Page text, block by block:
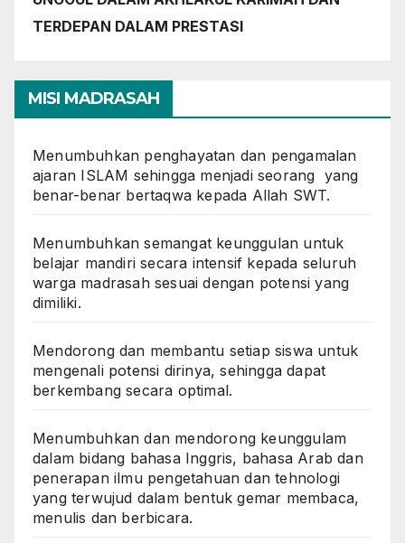
TERDEPAN DALAM PRESTASI
MISI MADRASAH
Menumbuhkan penghayatan dan pengamalan
ajaran ISLAM sehingga menjadi seorang yang
benar-benar bertaqwa kepada Allah SWT.
Menumbuhkan semangat keunggulan untuk
belajar mandiri secara intensif kepada seluruh
warga madrasah sesuai dengan potensi yang
dimiliki.
Mendorong dan membantu setiap siswa untuk
mengenali potensi dirinya, sehingga dapat
berkembang secara optimal.
Menumbuhkan dan mendorong keunggulam
dalam bidang bahasa Inggris, bahasa Arab dan
penerapan ilmu pengetahuan dan tehnologi
yang terwujud dalam bentuk gemar membaca,
menulis dan berbicara.